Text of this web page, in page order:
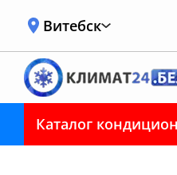
Витебск
Каталог